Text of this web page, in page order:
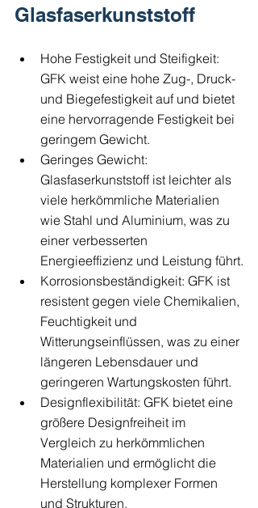
Glasfaserkunststoff
Hohe Festigkeit und Steifigkeit:
GFK weist eine hohe Zug-, Druck-
und Biegefestigkeit auf und bietet
eine hervorragende Festigkeit bei
geringem Gewicht.
Geringes Gewicht:
Glasfaserkunststoff ist leichter als
viele herkömmliche Materialien
wie Stahl und Aluminium, was zu
einer verbesserten
Energieeffizienz und Leistung führt.
Korrosionsbeständigkeit: GFK ist
resistent gegen viele Chemikalien,
Feuchtigkeit und
Witterungseinflüssen, was zu einer
längeren Lebensdauer und
geringeren Wartungskosten führt.
Designflexibilität: GFK bietet eine
größere Designfreiheit im
Vergleich zu herkömmlichen
Materialien und ermöglicht die
Herstellung komplexer Formen
und Strukturen.